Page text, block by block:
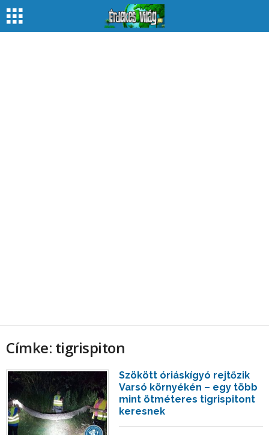
Címke: tigrispiton
Szökött óriáskígyó rejtőzik
Varsó környékén – egy több
mint ötméteres tigrispitont
keresnek